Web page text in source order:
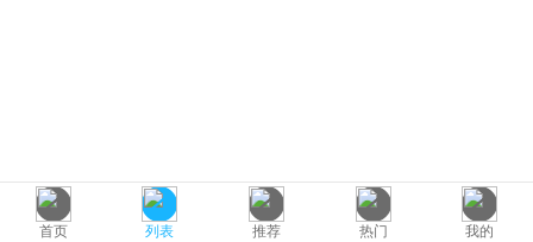
首页 列表 推荐 热门 我的